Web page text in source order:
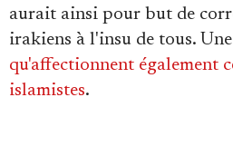
aurait ainsi pour but de
irakiens à l'insu de tous.
qu'affectionnent également
islamistes.